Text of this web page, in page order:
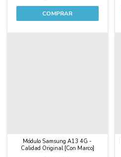
Módulo Samsung A13 4G -
Calidad Original [Con Marco]